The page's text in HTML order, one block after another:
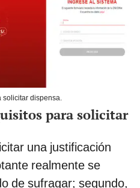
solicitar dispensa.
para solicitar
una justificación
realmente se
de sufragar; segundo,